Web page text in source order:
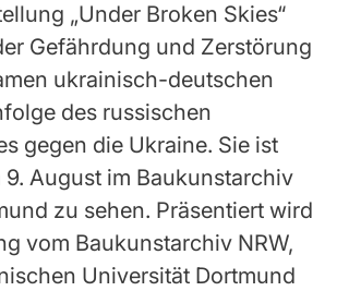
„Under Broken Skies“
Gefährdung und Zerstörung
ukrainisch-deutschen
des russischen
gegen die Ukraine. Sie ist
August im Baukunstarchiv
zu sehen. Präsentiert wird
vom Baukunstarchiv NRW,
Universität Dortmund